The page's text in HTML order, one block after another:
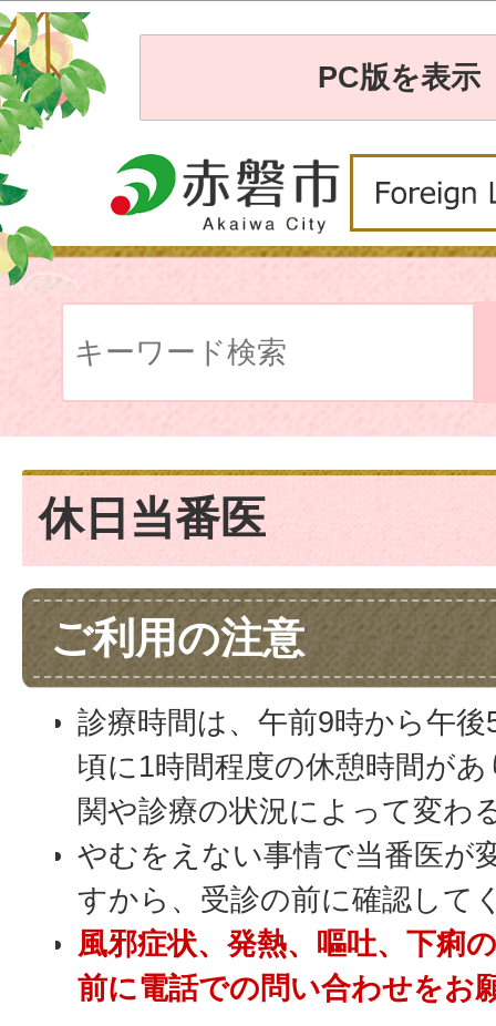
PC版を表示
休日当番医
ご利用の注意
診療時間は、午前9時から午
頃に1時間程度の休憩時間が
関や診療の状況によって変わ
やむをえない事情で当番医が
すから、受診の前に確認して
風邪症状、発熱、嘔吐、下痢
前に電話での問い合わせをお